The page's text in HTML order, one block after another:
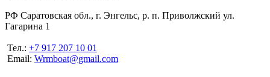
РФ Саратовская обл., г. Энгельс, р. п. Приволжский ул.
Гагарина 1
Тел.: +7 917 207 10 01
Email: Wrmboat@gmail.com